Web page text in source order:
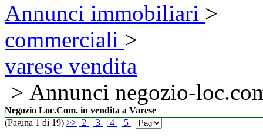
Annunci immobiliari >
commerciali >
varese vendita
> Annunci negozio-
Negozio Loc.Com. in vendita a Varese
(Pagina 1 di 19) >> 2 3 4 5